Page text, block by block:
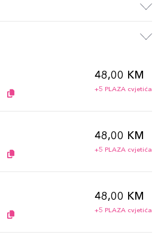
48,00 KM
+5 PLAZA cvjetića
48,00 KM
+5 PLAZA cvjetića
48,00 KM
+5 PLAZA cvjetića